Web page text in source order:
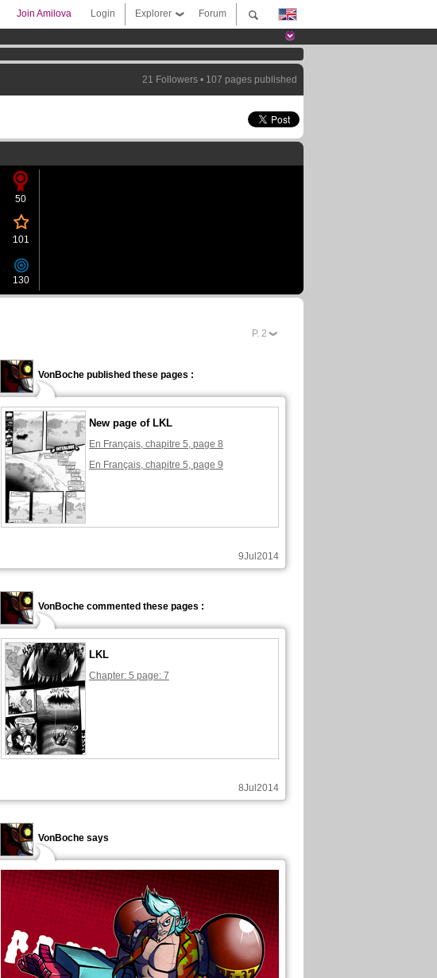
Forum
Explorer
Login
Join Amilova
21 Followers • 107 pages published
50
101
130
P. 2
VonBoche published these pages :
New page of LKL
En Français, chapitre 5, page 8
En Français, chapitre 5, page 9
9Jul2014
VonBoche commented these pages :
LKL
Chapter: 5 page: 7
8Jul2014
VonBoche says